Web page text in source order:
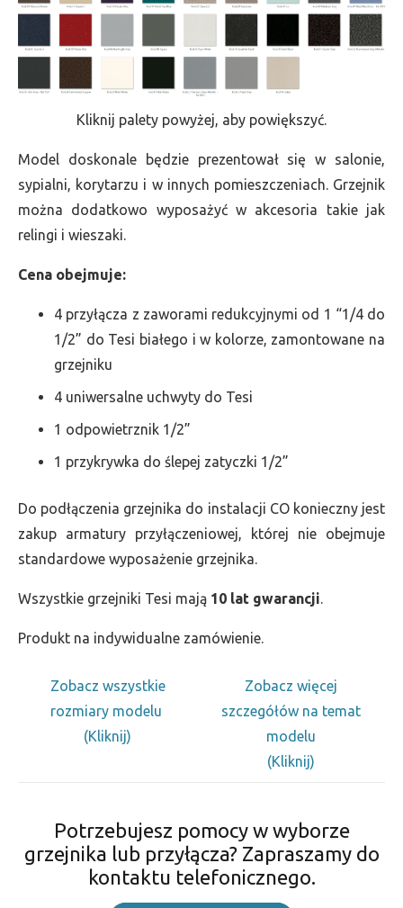
Kliknij palety powyżej, aby powiększyć.
Model doskonale będzie prezentował się w salonie,
sypialni, korytarzu i w innych pomieszczeniach. Grzejnik
można dodatkowo wyposażyć w akcesoria takie jak
relingi i wieszaki.
Cena obejmuje:
4 przyłącza z zaworami redukcyjnymi od 1 “1/4 do
1/2” do Tesi białego i w kolorze, zamontowane na
grzejniku
4 uniwersalne uchwyty do Tesi
1 odpowietrznik 1/2”
1 przykrywka do ślepej zatyczki 1/2”
Do podłączenia grzejnika do instalacji CO konieczny jest
zakup armatury przyłączeniowej, której nie obejmuje
standardowe wyposażenie grzejnika.
Wszystkie grzejniki Tesi mają 10 lat gwarancji.
Produkt na indywidualne zamówienie.
Zobacz wszystkie
rozmiary modelu
(Kliknij)
Zobacz więcej
szczegółów na temat
modelu
(Kliknij)
Potrzebujesz pomocy w wyborze
grzejnika lub przyłącza? Zapraszamy do
kontaktu telefonicznego.